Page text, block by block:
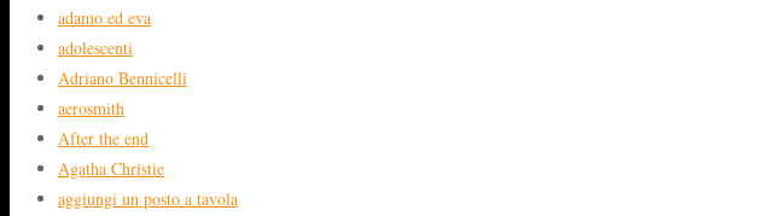
adamo ed eva
adolescenti
Adriano Bennicelli
aerosmith
After the end
Agatha Christie
aggiungi un posto a tavola